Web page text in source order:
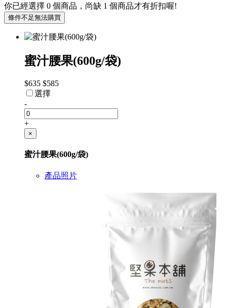
你已經選擇 0 個商品，尚缺 1 個商品才有折扣喔!
條件不足無法購買
蜜汁腰果(600g/袋)
$635 $585
選擇
-
+
×
蜜汁腰果(600g/袋)
產品照片